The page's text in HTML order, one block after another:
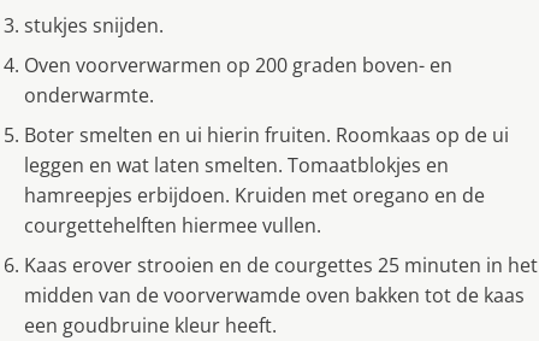
stukjes snijden.
Oven voorverwarmen op 200 graden boven- en
onderwarmte.
Boter smelten en ui hierin fruiten. Roomkaas op de ui
leggen en wat laten smelten. Tomaatblokjes en
hamreepjes erbijdoen. Kruiden met oregano en de
courgettehelften hiermee vullen.
Kaas erover strooien en de courgettes 25 minuten in het
midden van de voorverwamde oven bakken tot de kaas
een goudbruine kleur heeft.